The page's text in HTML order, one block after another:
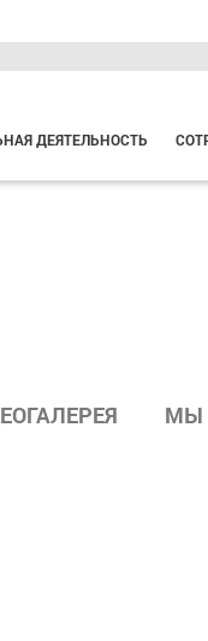
ДЕЯТЕЛЬНОСТЬ
МЫ